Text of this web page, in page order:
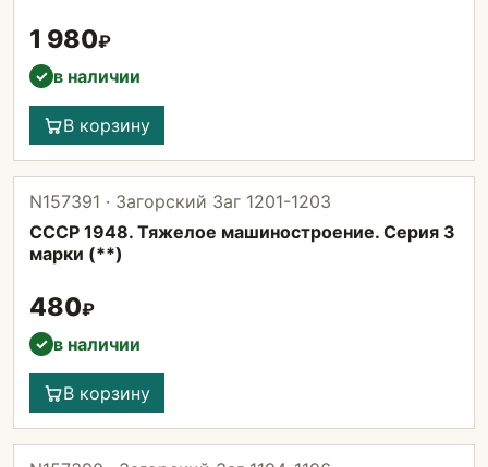
1 980₽
✓ в наличии
В корзину
N157391 · Загорский Заг 1201-1203
СССР 1948. Тяжелое машиностроение. Серия 3
марки (**)
480₽
✓ в наличии
В корзину